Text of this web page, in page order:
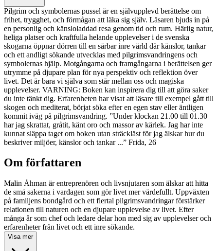
Pilgrim och symbolernas pussel är en självupplevd berättelse om
frihet, trygghet, och förmågan att läka sig själv. Läsaren bjuds in på
en personlig och känsloladdad resa genom tid och rum. Härlig natur,
heliga platser och kraftfulla helande upplevelser i de svenska
skogarna öppnar dörren till en sårbar inre värld där känslor, tankar
och ett andligt sökande utvecklas med pilgrimsvandringens och
symbolernas hjälp. Motgångarna och framgångarna i berättelsen ger
utrymme på djupare plan för nya perspektiv och reflektion över
livet. Det är bara vi själva som står mellan oss och magiska
upplevelser. VARNING: Boken kan inspirera dig till att göra saker
du inte tänkt dig. Erfarenheten har visat att läsare till exempel gått till
skogen och mediterat, börjat söka efter en egen stav eller äntligen
kommit iväg på pilgrimsvandring. ”Under klockan 21.00 till 01.30
har jag skrattat, gråtit, känt oro och massor av kärlek. Jag har inte
kunnat släppa taget om boken utan sträckläst för jag älskar hur du
beskriver miljöer, känslor och tankar ...” Frida, 26
Om författaren
Malin Åhman är entreprenören och livsnjutaren som älskar att hitta
de små sakerna i vardagen som gör livet mer värdefullt. Uppväxten
på familjens bondgård och ett flertal pilgrimsvandringar förstärker
relationen till naturen och en djupare upplevelse av livet. Efter
många år som chef och ledare delar hon med sig av upplevelser och
erfarenheter från livet och ett inre sökande.
Visa mer